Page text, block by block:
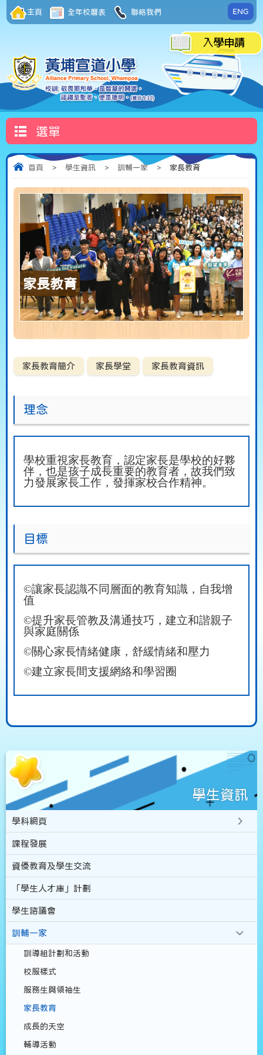
主頁 全年校曆表 聯絡我們 ENG
選單
首頁 > 學生資訊 > 訓輔一家 > 家長教育
家長教育
家長教育簡介 家長學堂 家長教育資訊
理念
學校重視家長教育，認定家長是學校的好夥
伴，也是孩子成長重要的教育者，故我們致
力發展家長工作，發揮家校合作精神。
目標
©讓家長認識不同層面的教育知識，自我增
值
©提升家長管教及溝通技巧，建立和諧親子
與家庭關係
©關心家長情緒健康，舒緩情緒和壓力
©建立家長間支援網絡和學習圈
學生資訊
學科網頁
課程發展
資優教育及學生交流
「學生人才庫」計劃
學生諮議會
訓輔一家
訓導組計劃和活動
校服樣式
服務生與領袖生
家長教育
成長的天空
輔導活動